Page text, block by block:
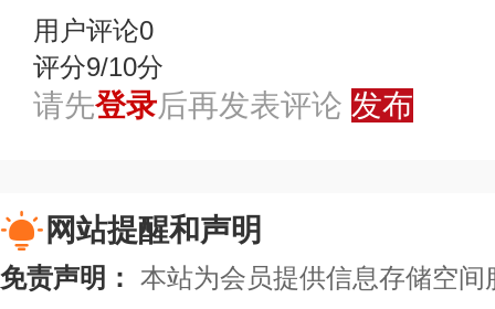
用户评论0
评分9/10分
请先登录后再发表评论 发布
网站提醒和声明
免责声明： 本站为会员提供信息存储空